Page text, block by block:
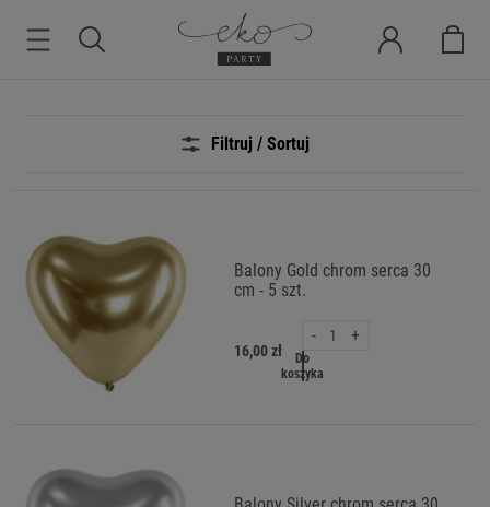
Filtruj / Sortuj
Balony Gold chrom serca 30
cm - 5 szt.
16,00 zł
- +
Do
koszyka